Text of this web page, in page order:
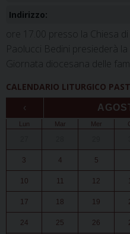
Indirizzo:
ore 17.00 presso la Chiesa
Paolucci Bedini presiederà
Giornata diocesana delle
CALENDARIO LITURGICO
‹
Lun Mar Mer
3 4 5
10 11 12
17 18 19
24 25 26